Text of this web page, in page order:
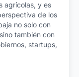
agrícolas, y es
de los
no solo con
también con
startups,